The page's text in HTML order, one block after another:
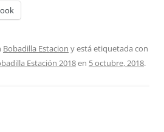
Bobadilla Estacion y está etiquetada con
Estación 2018en 5 octubre, 2018.